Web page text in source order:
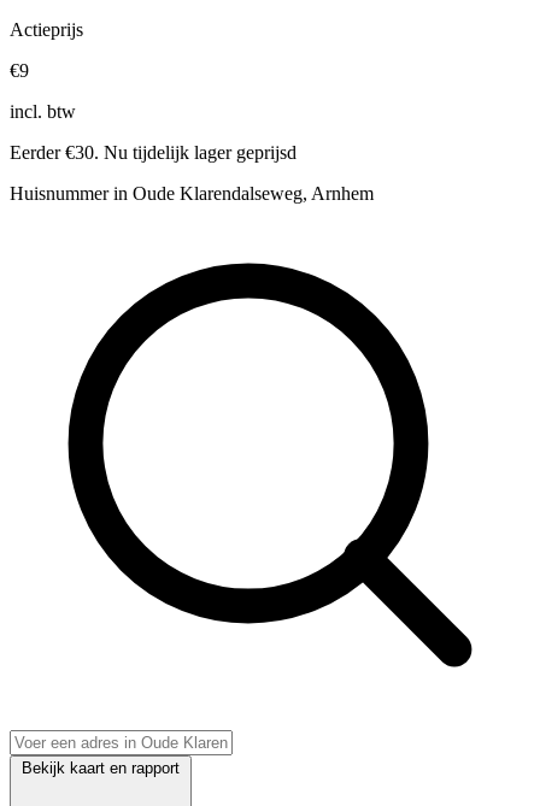
Actieprijs
€9
incl. btw
Eerder €30. Nu tijdelijk lager geprijsd
Huisnummer in Oude Klarendalseweg, Arnhem
Bekijk kaart en rapport